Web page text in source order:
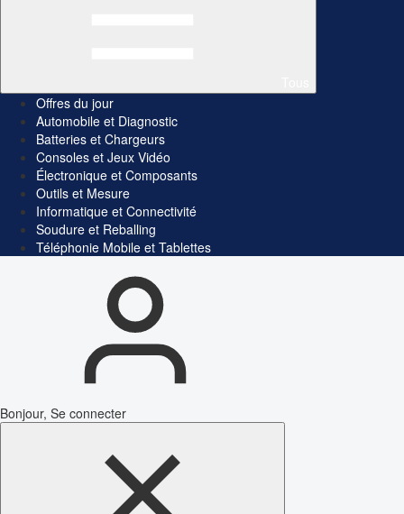
Offres du jour
Automobile et Diagnostic
Batteries et Chargeurs
Consoles et Jeux Vidéo
Électronique et Composants
Outils et Mesure
Informatique et Connectivité
Soudure et Reballing
Téléphonie Mobile et Tablettes
Bonjour, Se connecter